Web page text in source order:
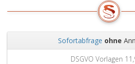
Sofortabfrage ohne
DSGVO Vorlagen